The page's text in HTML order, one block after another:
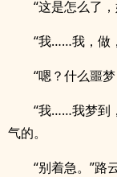
“这是怎么了
“我……我，做
“嗯？什么噩
“我……我梦到
气的。
“别着急。”路